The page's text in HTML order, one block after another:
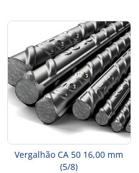
Vergalhão CA 50 16,00 mm
(5/8)